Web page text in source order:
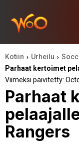
Kotiin › Urheilu ›
Parhaat kertoimet
Viimeksi päivitetty:
Parhaat
Rangers